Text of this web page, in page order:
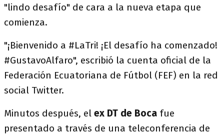
"lindo desafío" de cara a la nueva etapa que
comienza.
"¡Bienvenido a #LaTri! ¡El desafío ha comenzado!
#GustavoAlfaro", escribió la cuenta oficial de la
Federación Ecuatoriana de Fútbol (FEF) en la red
social Twitter.
Minutos después, el ex DT de Boca fue
presentado a través de una teleconferencia de